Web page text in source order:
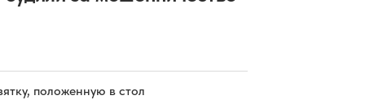
положенную в стол